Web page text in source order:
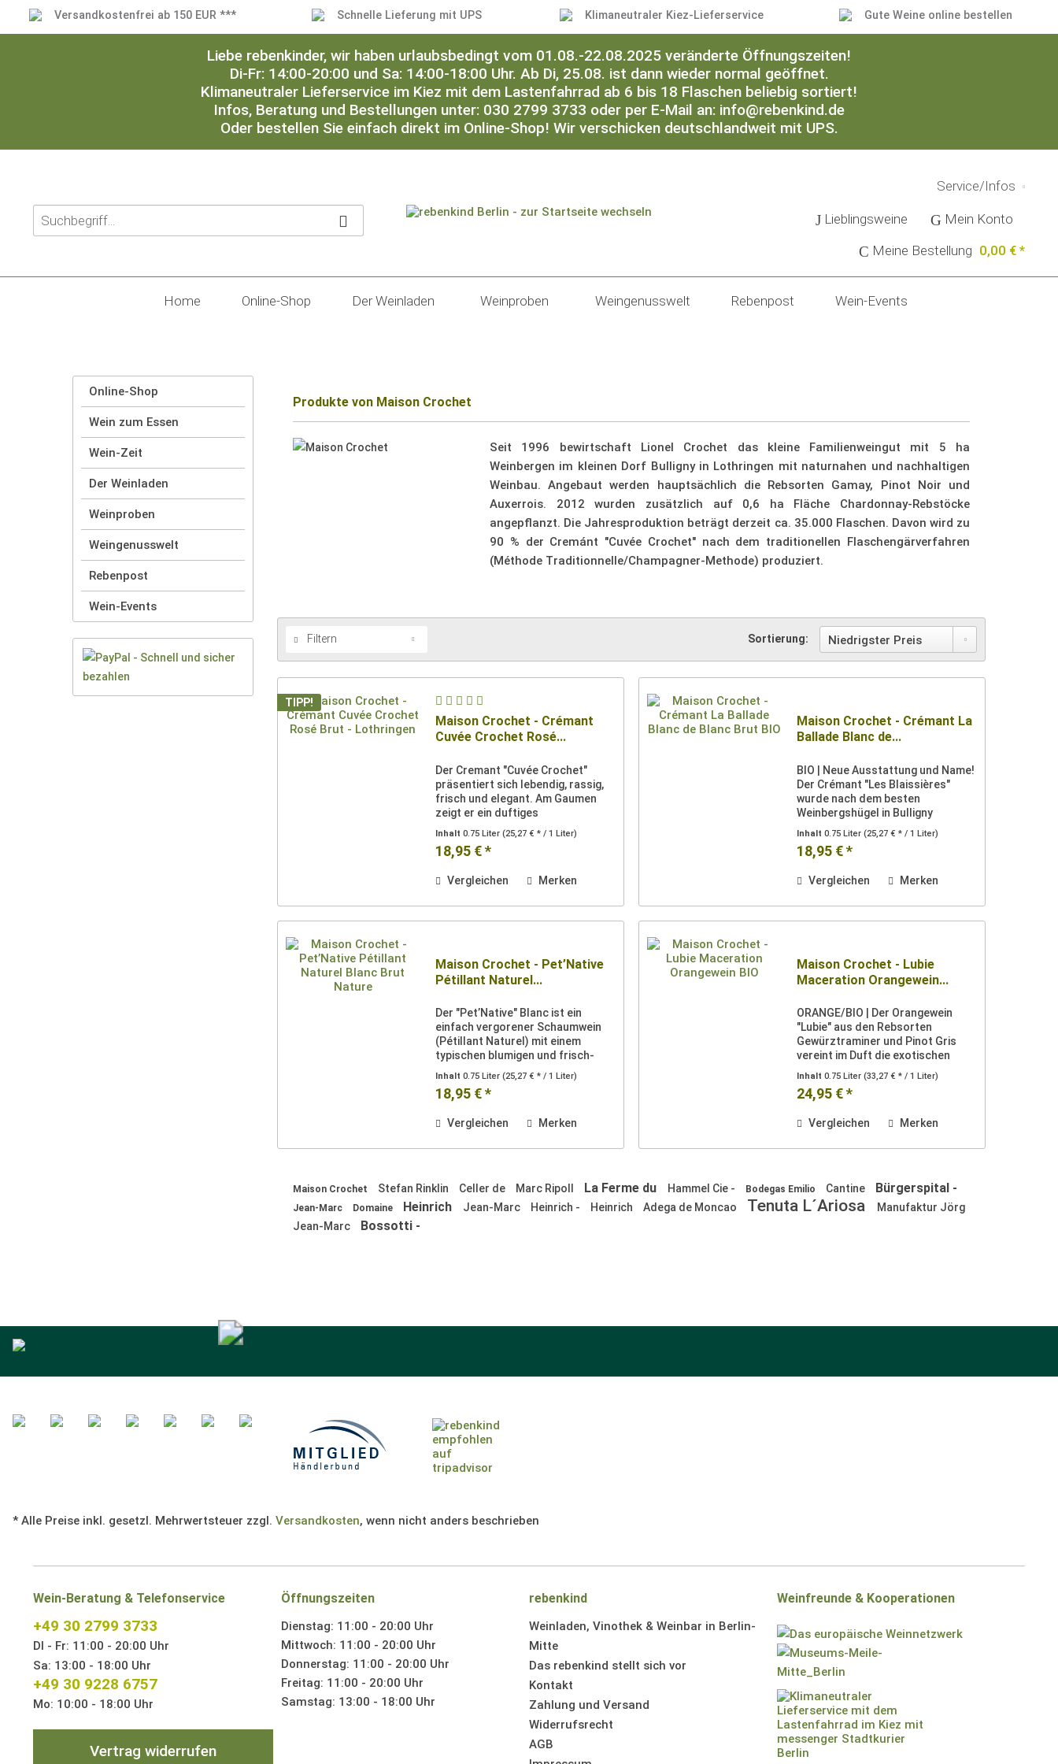
Versandkostenfrei ab 150 EUR *** Schnelle Lieferung mit UPS Klimaneutraler Kiez-Lieferservice Gute Weine online bestellen
Liebe rebenkinder, wir haben urlaubsbedingt vom 01.08.-22.08.2025 veränderte Öffnungszeiten!
Di-Fr: 14:00-20:00 und Sa: 14:00-18:00 Uhr. Ab Di, 25.08. ist dann wieder normal geöffnet.
Klimaneutraler Lieferservice im Kiez mit dem Lastenfahrrad ab 6 bis 18 Flaschen beliebig sortiert!
Infos, Beratung und Bestellungen unter: 030 2799 3733 oder per E-Mail an: info@rebenkind.de
Oder bestellen Sie einfach direkt im Online-Shop! Wir verschicken deutschlandweit mit UPS.
Service/Infos
Lieblingsweine
Mein Konto
Meine Bestellung 0,00 € *
Home Online-Shop Der Weinladen Weinproben Weingenusswelt Rebenpost Wein-Events
Online-Shop
Wein zum Essen
Wein-Zeit
Der Weinladen
Weinproben
Weingenusswelt
Rebenpost
Wein-Events
Produkte von Maison Crochet
Seit 1996 bewirtschaft Lionel Crochet das kleine Familienweingut mit 5 ha
Weinbergen im kleinen Dorf Bulligny in Lothringen mit naturnahen und nachhaltigen
Weinbau. Angebaut werden hauptsächlich die Rebsorten Gamay, Pinot Noir und
Auxerrois. 2012 wurden zusätzlich auf 0,6 ha Fläche Chardonnay-Rebstöcke
angepflanzt. Die Jahresproduktion beträgt derzeit ca. 35.000 Flaschen. Davon wird zu
90 % der Cremánt "Cuvée Crochet" nach dem traditionellen Flaschengärverfahren
(Méthode Traditionnelle/Champagner-Methode) produziert.
Filtern Sortierung:
TIPP!
Maison Crochet - Crémant
Cuvée Crochet Rosé...
Der Cremant "Cuvée Crochet"
präsentiert sich lebendig, rassig,
frisch und elegant. Am Gaumen
zeigt er ein duftiges
Waldbeeraromen. Das feine
Mousseux verleiht dem Cremant
eine weiche Fülle. Er ist gut
Inhalt0.75 Liter(25,27 € * / 1 Liter)
18,95 € *
Vergleichen Merken
Maison Crochet - Crémant La
Ballade Blanc de...
BIO | Neue Ausstattung und Name!
Der Crémant "Les Blaissières"
wurde nach dem besten
Weinbergshügel in Bulligny
benannt. Als Blanc de Blancs aus
den Rebsorten Auxerrois und
Chardonnay zeigt er sich im Glas
Inhalt0.75 Liter(25,27 € * / 1 Liter)
18,95 € *
Vergleichen Merken
Maison Crochet - Pet’Native
Pétillant Naturel...
Der "Pet’Native" Blanc ist ein
einfach vergorener Schaumwein
(Pétillant Naturel) mit einem
typischen blumigen und frisch-
fruchtigen (gelbe Früchte) Bukett
der Rebsorte Auxerrois aus der
Region Bulligny. Diesem Pet Nat
Inhalt0.75 Liter(25,27 € * / 1 Liter)
18,95 € *
Vergleichen Merken
Maison Crochet - Lubie
Maceration Orangewein...
ORANGE/BIO | Der Orangewein
"Lubie" aus den Rebsorten
Gewürztraminer und Pinot Gris
vereint im Duft die exotischen
Aromen des Gewürztraminers mit
Anklängen nach roten Früchten
des Grauburgunders. Im Mund
Inhalt0.75 Liter(33,27 € * / 1 Liter)
24,95 € *
Vergleichen Merken
Maison Crochet Stefan Rinklin Celler de Marc Ripoll La Ferme du Hammel Cie - Bodegas Emilio Cantine Bürgerspital -
Jean-Marc Domaine Heinrich Jean-Marc Heinrich - Heinrich Adega de Moncao Tenuta L´Ariosa
Manufaktur Jörg
Jean-Marc
Bossotti -
* Alle Preise inkl. gesetzl. Mehrwertsteuer zzgl. Versandkosten, wenn nicht anders beschrieben
Wein-Beratung & Telefonservice
+49 30 2799 3733
DI - Fr: 11:00 - 20:00 Uhr
Sa: 13:00 - 18:00 Uhr
+49 30 9228 6757
Mo: 10:00 - 18:00 Uhr
Vertrag widerrufen
Öffnungszeiten
Dienstag: 11:00 - 20:00 Uhr
Mittwoch: 11:00 - 20:00 Uhr
Donnerstag: 11:00 - 20:00 Uhr
Freitag: 11:00 - 20:00 Uhr
Samstag: 13:00 - 18:00 Uhr
rebenkind
Weinladen, Vinothek & Weinbar in Berlin-
Mitte
Das rebenkind stellt sich vor
Kontakt
Zahlung und Versand
Widerrufsrecht
AGB
Weinfreunde & Kooperationen